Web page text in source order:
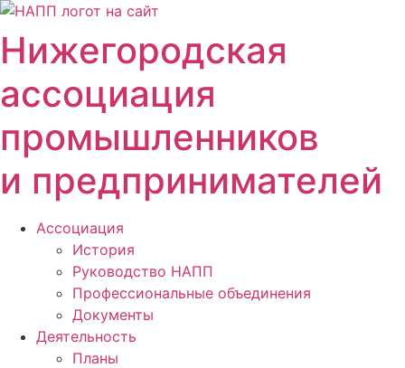
Перейти
содержимому
Нижегородская
ассоциация
промышленников
и предпринимателей
Ассоциация
История
Руководство НАПП
Профессиональные объединения
Документы
Деятельность
Планы